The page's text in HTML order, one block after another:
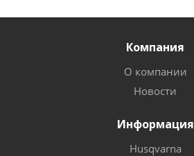
Компания
О компании
Новости
Информация
Husqvarna